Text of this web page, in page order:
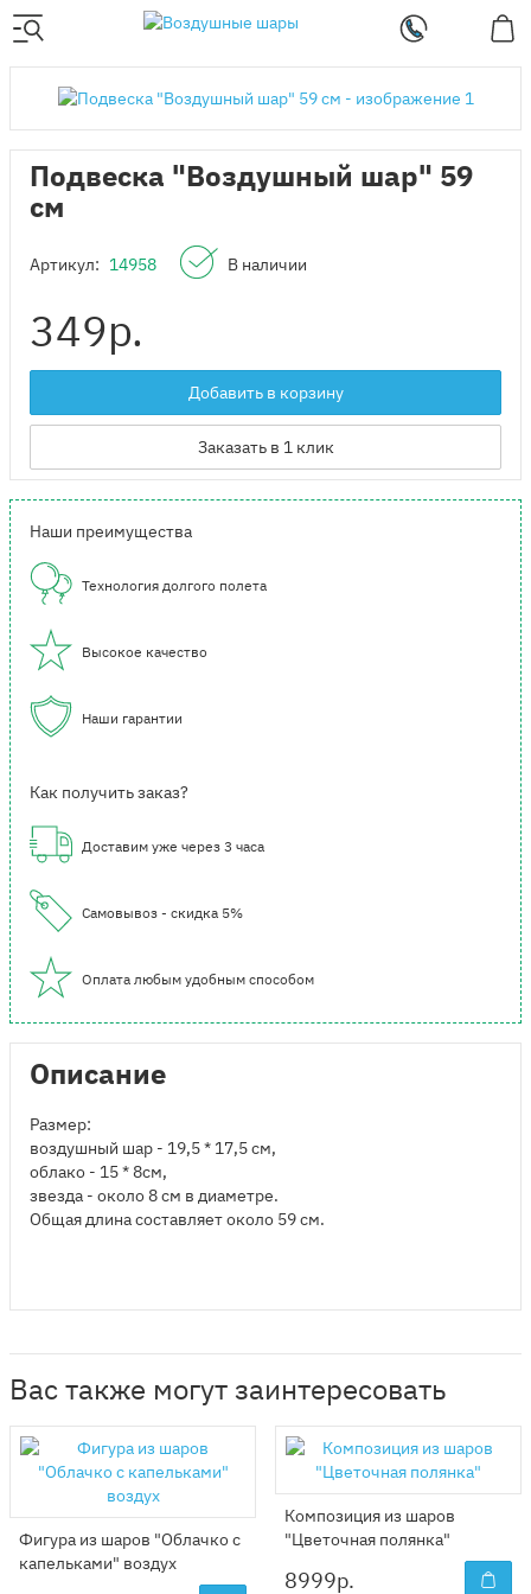
Подвеска "Воздушный шар" 59
см
Артикул: 14958 В наличии
349р.
Добавить в корзину
Заказать в 1 клик
Наши преимущества
Технология долгого полета
Высокое качество
Наши гарантии
Как получить заказ?
Доставим уже через 3 часа
Самовывоз - скидка 5%
Оплата любым удобным способом
Описание
Размер:
воздушный шар - 19,5 * 17,5 см,
облако - 15 * 8см,
звезда - около 8 см в диаметре.
Общая длина составляет около 59 см.
Вас также могут заинтересовать
Фигура из шаров "Облачко с
капельками" воздух
Композиция из шаров
"Цветочная полянка"
8999р.